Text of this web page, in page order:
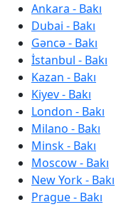
Ankara - Bakı
Dubai - Bakı
Gəncə - Bakı
İstanbul - Bakı
Kazan - Bakı
Kiyev - Bakı
London - Bakı
Milano - Bakı
Minsk - Bakı
Moscow - Bakı
New York - Bakı
Prague - Bakı